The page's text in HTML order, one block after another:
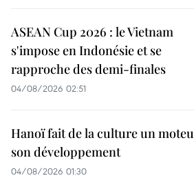
ASEAN Cup 2026 : le Vietnam
s'impose en Indonésie et se
rapproche des demi-finales
04/08/2026 02:51
Hanoï fait de la culture un
son développement
04/08/2026 01:30